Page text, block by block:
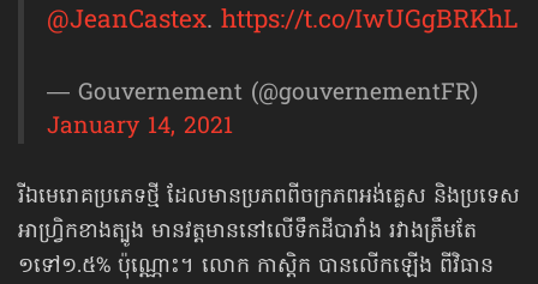
@JeanCastex.https://t.co/IwUGgBRKhL
— Gouvernement (@gouvernementFR)
January 14, 2021
រីឯមេរោគប្រភេទថ្មី ដែលមានប្រភពពីចក្រភពអង់គ្លេស និងប្រទេស​
អាហ្វ្រិកខាងត្បូង មានវត្តមាននៅលើទឹកដីបារាំង រវាងត្រឹមតែ
១ទៅ១.៥% ប៉ុណ្ណោះ។ លោក កាស្ដិក បានលើកឡើង ពីវិធាន